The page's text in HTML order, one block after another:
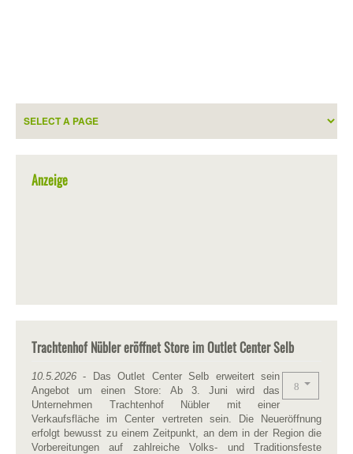
Anzeige
Trachtenhof Nübler eröffnet Store im Outlet Center Selb
10.5.2026 - Das Outlet Center Selb erweitert sein
Angebot um einen Store: Ab 3. Juni wird das
Unternehmen Trachtenhof Nübler mit einer
Verkaufsfläche im Center vertreten sein. Die Neueröffnung
erfolgt bewusst zu einem Zeitpunkt, an dem in der Region die
Vorbereitungen auf zahlreiche Volks- und Traditionsfeste